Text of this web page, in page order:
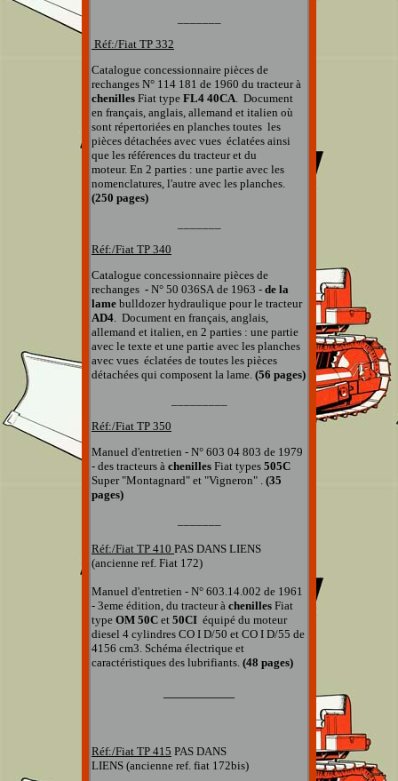
Réf:/Fiat TP 332
Catalogue concessionnaire pièces de
rechanges N° 114 181 de 1960 du tracteur à
chenilles Fiat type FL4 40CA. Document
en français, anglais, allemand et italien où
sont répertoriées en planches toutes les
pièces détachées avec vues éclatées ainsi
que les références du tracteur et du
moteur. En 2 parties : une partie avec les
nomenclatures, l'autre avec les planches.
(250 pages)
Réf:/Fiat TP 340
Catalogue concessionnaire pièces de
rechanges - N° 50 036SA de 1963 - de la
lame bulldozer hydraulique pour le tracteur
AD4. Document en français, anglais,
allemand et italien, en 2 parties : une partie
avec le texte et une partie avec les planches
avec vues éclatées de toutes les pièces
détachées qui composent la lame. (56 pages)
Réf:/Fiat TP 350
Manuel d'entretien - N° 603 04 803 de 1979
- des tracteurs à chenilles Fiat types 505C
Super "Montagnard" et "Vigneron" . (35
pages)
Réf:/Fiat TP 410 PAS DANS LIENS
(ancienne ref. Fiat 172)
Manuel d'entretien - N° 603.14.002 de 1961
- 3eme édition, du tracteur à chenilles Fiat
type OM 50C et 50CI équipé du moteur
diesel 4 cylindres CO I D/50 et CO I D/55 de
4156 cm3. Schéma électrique et
caractéristiques des lubrifiants. (48 pages)
Réf:/Fiat TP 415 PAS DANS
LIENS (ancienne ref. fiat 172bis)